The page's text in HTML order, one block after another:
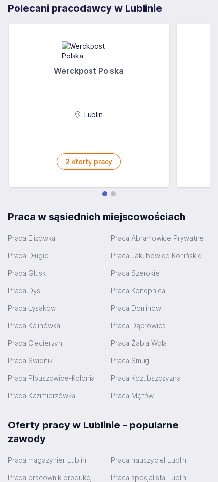
Polecani pracodawcy w Lublinie
Werckpost Polska
Lublin
2 oferty pracy
Praca w sąsiednich miejscowościach
Praca Elizówka Praca Abramowice Prywatne
Praca Długie Praca Jakubowice Konińskie
Praca Głusk Praca Szerokie
Praca Dys Praca Konopnica
Praca Łysaków Praca Dominów
Praca Kalinówka Praca Dąbrowica
Praca Ciecierzyn Praca Żabia Wola
Praca Świdnik Praca Smugi
Praca Płouszowice-Kolonia Praca Kozubszczyzna
Praca Kazimierzówka Praca Mętów
Oferty pracy w Lublinie - popularne
zawody
Praca magazynier Lublin Praca nauczyciel Lublin
Praca pracownik produkcji
Praca specjalista Lublin